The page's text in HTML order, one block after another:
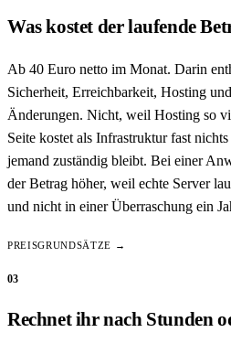
Was kostet der laufende
Ab 40 Euro netto im Monat. Darin
Sicherheit, Erreichbarkeit, Hosting
Änderungen. Nicht, weil Hosting so
Seite kostet als Infrastruktur fast
jemand zuständig bleibt. Bei einer
der Betrag höher, weil echte Server
und nicht in einer Überraschung ein
PREISGRUNDSÄTZE →
03
Rechnet ihr nach Stunden